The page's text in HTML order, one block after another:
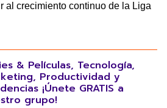
al crecimiento continuo de la Liga
& Películas, Tecnología,
Productividad y
¡Únete GRATIS a
grupo!